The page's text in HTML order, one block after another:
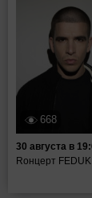
668
30 августа в
Rонцерт FEDUK